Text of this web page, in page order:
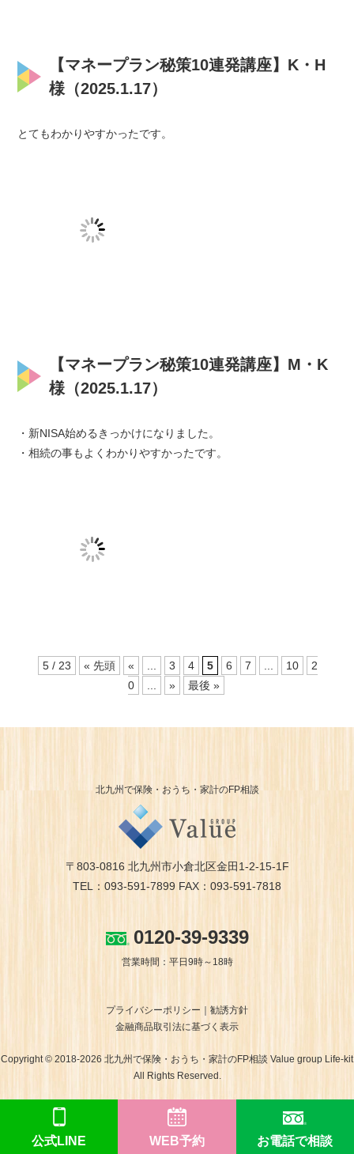
【マネープラン秘策10連発講座】K・H
様（2025.1.17）
とてもわかりやすかったです。
【マネープラン秘策10連発講座】M・K
様（2025.1.17）
・新NISA始めるきっかけになりました。
・相続の事もよくわかりやすかったです。
5 / 23 « 先頭 « 3 4 5 6 7 10
2
0
» 最後 »
北九州で保険・おうち・家計のFP相談
〒803-0816 北九州市小倉北区金田1-2-15-1F
TEL：093-591-7899 FAX：093-591-7818
0120-39-9339
営業時間：平日9時～18時
プライバシーポリシー
勧誘方針
金融商品取引法に基づく表示
Copyright © 2018-2026 北九州で保険・おうち・家計のFP相談 Value group Life-kit
All Rights Reserved.
ホームページ制作 福岡
公式LINE WEB予約 お電話で相談